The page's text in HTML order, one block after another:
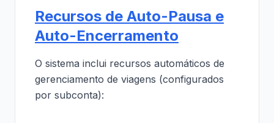
Recursos de Auto-Pausa e
Auto-Encerramento
O sistema inclui recursos automáticos de
gerenciamento de viagens (configurados
por subconta):